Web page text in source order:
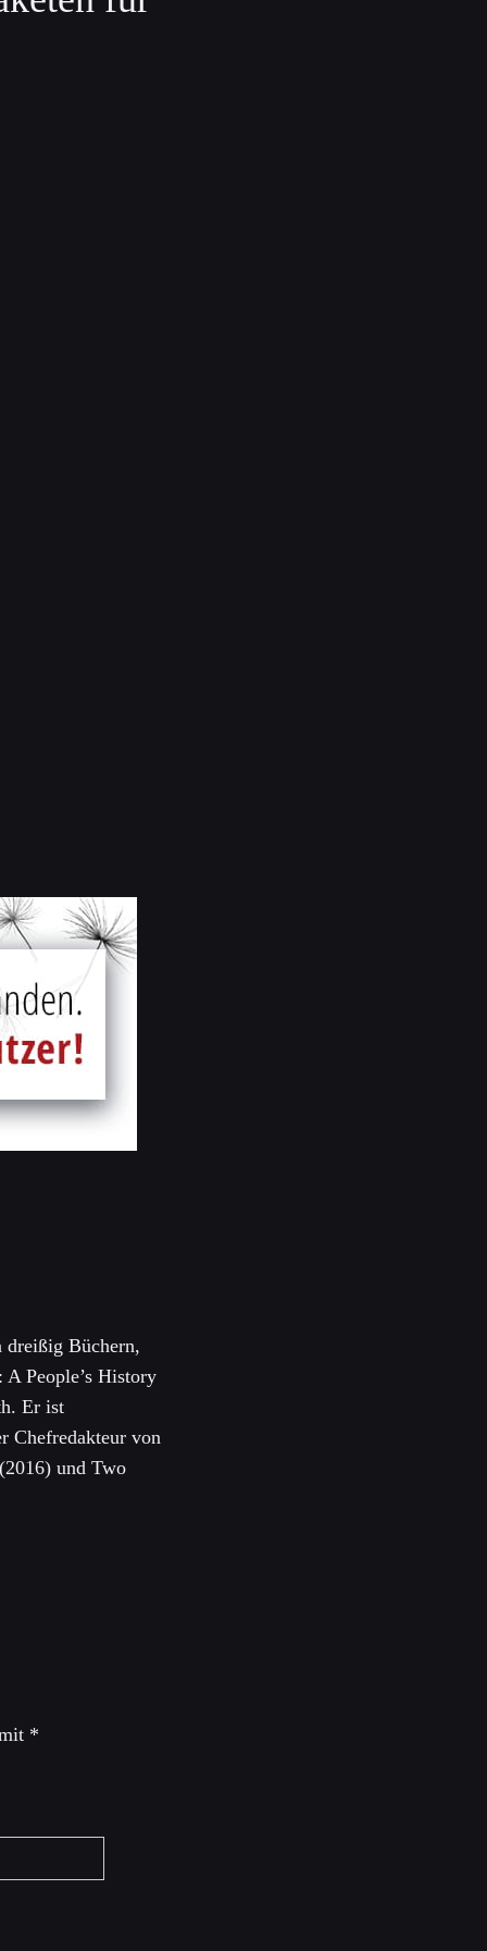
dreißig Büchern,
People’s History
Er ist
Chefredakteur von
und Two
*